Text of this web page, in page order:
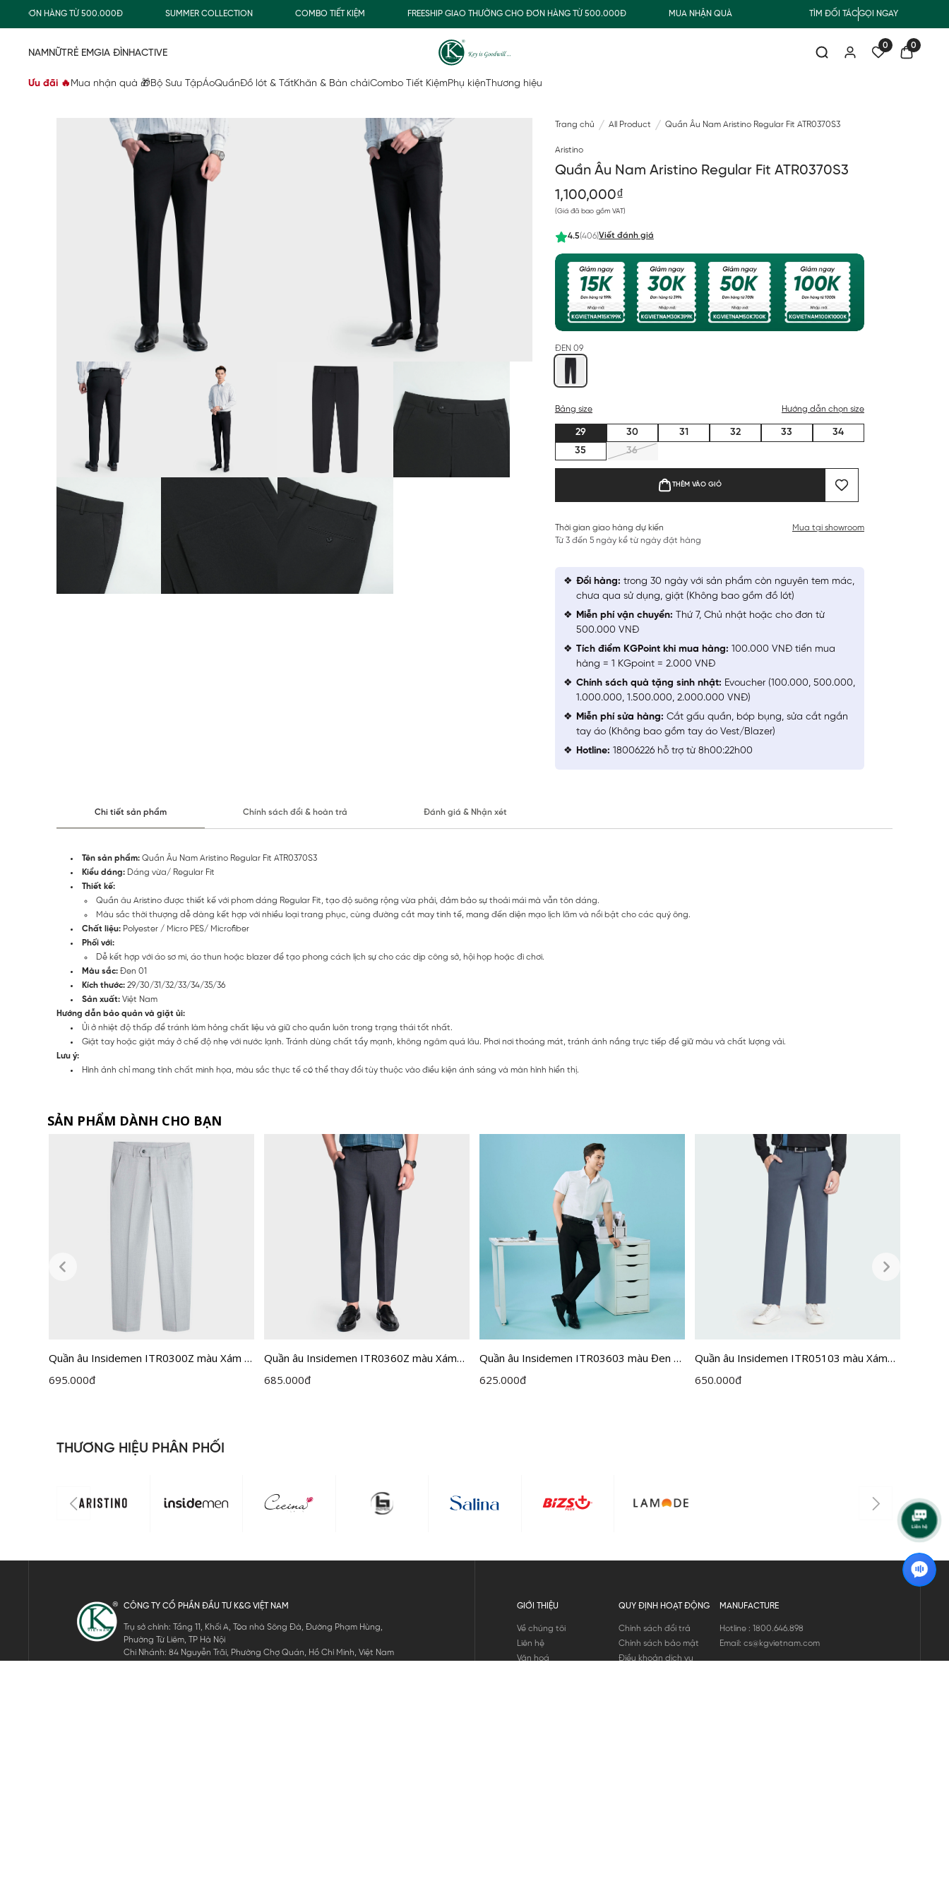
ĐƠN HÀNG TỪ 500.000Đ SUMMER COLLECTION COMBO TIẾT KIỆM FREESHIP GIAO THƯỜNG CHO ĐƠN HÀNG TỪ 500.000Đ MUA NHẬN QUÀ FREESHIP GIAO THƯỜNG CHO ĐƠN HÀNG TỪ
TÌM ĐỐI TÁCGỌI NGAY
0 0
NAMNỮTRẺ EMGIA ĐÌNHACTIVE
Ưu đãi 🔥 Mua nhận quà 🎁Bộ Sưu TậpÁoQuầnĐồ lót & TấtKhăn & Bàn chảiCombo Tiết KiệmPhụ kiện Thương hiệu
Trang chủ All Product Quần Âu Nam Aristino Regular Fit ATR0370S3
Aristino
Quần Âu Nam Aristino Regular Fit ATR0370S3
1,100,000₫
(Giá đã bao gồm VAT)
4.5(406)Viết đánh giá
ĐEN 09
Bảng size Hướng dẫn chọn size
29 30 31 32 33
34
35
36
THÊM VÀO GIỎ
Thời gian giao hàng dự kiến
Từ 3 đến 5 ngày kể từ ngày đặt hàng
Mua tại showroom
Đổi hàng: trong 30 ngày với sản phẩm còn nguyên tem mác,
chưa qua sử dụng, giặt (Không bao gồm đồ lót)
Miễn phí vận chuyển: Thứ 7, Chủ nhật hoặc cho đơn từ
500.000 VNĐ
Tích điểm KGPoint khi mua hàng: 100.000 VNĐ tiền mua
hàng = 1 KGpoint = 2.000 VNĐ
Chính sách quà tặng sinh nhật: Evoucher (100.000, 500.000,
1.000.000, 1.500.000, 2.000.000 VNĐ)
Miễn phí sửa hàng: Cắt gấu quần, bóp bụng, sửa cắt ngắn
tay áo (Không bao gồm tay áo Vest/Blazer)
Hotline: 18006226 hỗ trợ từ 8h00:22h00
Chi tiết sản phẩm Chính sách đổi & hoàn trả Đánh giá & Nhận xét
Tên sản phẩm: Quần Âu Nam Aristino Regular Fit ATR0370S3
Kiểu dáng: Dáng vừa/ Regular Fit
Thiết kế:
Quần âu Aristino được thiết kế với phom dáng Regular Fit, tạo độ suông rộng vừa phải, đảm bảo sự thoải mái mà vẫn tôn dáng.
Màu sắc thời thượng dễ dàng kết hợp với nhiều loại trang phục, cùng đường cắt may tinh tế, mang đến diện mạo lịch lãm và nổi bật cho các quý ông.
Chất liệu: Polyester / Micro PES/ Microfiber
Phối với:
Dễ kết hợp với áo sơ mi, áo thun hoặc blazer để tạo phong cách lịch sự cho các dịp công sở, hội họp hoặc đi chơi.
Màu sắc: Đen 01
Kích thước: 29/30/31/32/33/34/35/36
Sản xuất: Việt Nam
Hướng dẫn bảo quản và giặt ủi:
Ủi ở nhiệt độ thấp để tránh làm hỏng chất liệu và giữ cho quần luôn trong trạng thái tốt nhất.
Giặt tay hoặc giặt máy ở chế độ nhẹ với nước lạnh. Tránh dùng chất tẩy mạnh, không ngâm quá lâu. Phơi nơi thoáng mát, tránh ánh nắng trực tiếp để giữ màu và chất lượng vải.
Lưu ý:
Hình ảnh chỉ mang tính chất minh họa, màu sắc thực tế có thể thay đổi tùy thuộc vào điều kiện ánh sáng và màn hình hiển thị.
SẢN PHẨM DÀNH CHO BẠN
Quần âu Insidemen ITR0300Z màu Xám 7
695.000đ
Quần âu Insidemen ITR0360Z màu Xám
1MF cỡ 29
685.000đ
Quần âu Insidemen ITR03603 màu Đen 9
MF cỡ 32
625.000đ
Quần âu Insidemen ITR05103 màu Xám
650.000đ
THƯƠNG HIỆU PHÂN PHỐI
CÔNG TY CỔ PHẦN ĐẦU TƯ K&G VIỆT NAM
Trụ sở chính: Tầng 11, Khối A, Tòa nhà Sông Đà, Đường Phạm Hùng,
Phường Từ Liêm, TP Hà Nội
Chi Nhánh: 84 Nguyễn Trãi, Phường Chợ Quán, Hồ Chí Minh, Việt Nam
GIỚI THIỆU
Về chúng tôi
Liên hệ
Văn hoá
QUY ĐỊNH HOẠT ĐỘNG
Chính sách đổi trả
Chính sách bảo mật
Điều khoản dịch vụ
MANUFACTURE
Hotline : 1800.646.898
Email: cs@kgvietnam.com